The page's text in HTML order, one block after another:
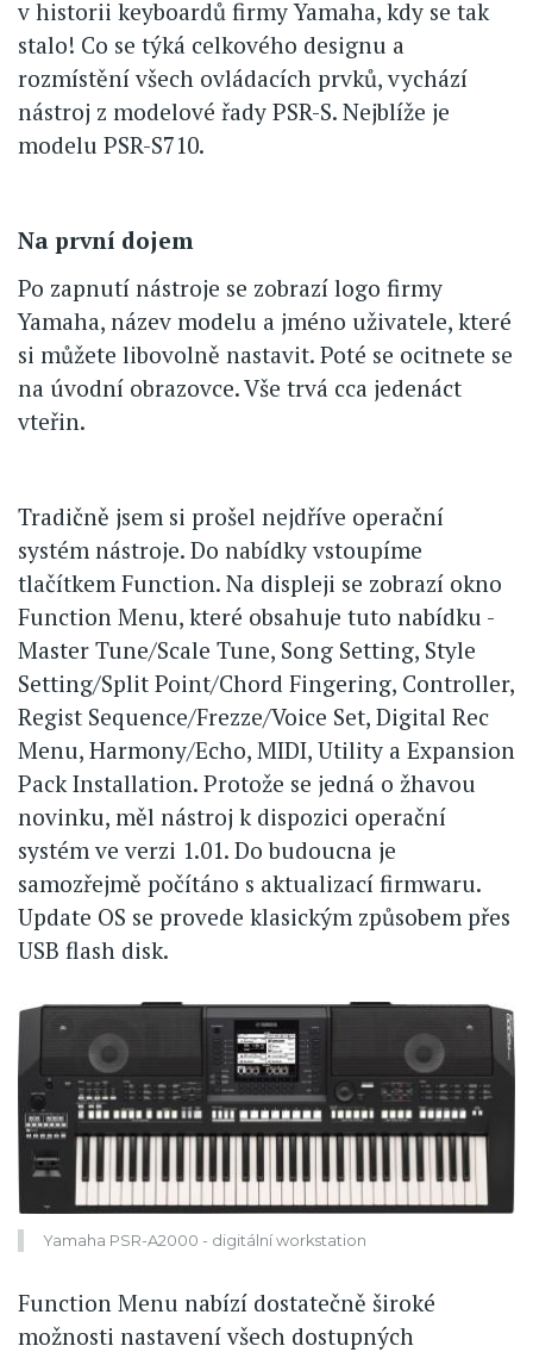
v historii keyboardů firmy Yamaha, kdy se tak
stalo! Co se týká celkového designu a
rozmístění všech ovládacích prvků, vychází
nástroj z modelové řady PSR-S. Nejblíže je
modelu PSR-S710.
Na první dojem
Po zapnutí nástroje se zobrazí logo firmy
Yamaha, název modelu a jméno uživatele, které
si můžete libovolně nastavit. Poté se ocitnete se
na úvodní obrazovce. Vše trvá cca jedenáct
vteřin.
Tradičně jsem si prošel nejdříve operační
systém nástroje. Do nabídky vstoupíme
tlačítkem Function. Na displeji se zobrazí okno
Function Menu, které obsahuje tuto nabídku -
Master Tune/Scale Tune, Song Setting, Style
Setting/Split Point/Chord Fingering, Controller,
Regist Sequence/Frezze/Voice Set, Digital Rec
Menu, Harmony/Echo, MIDI, Utility a Expansion
Pack Installation. Protože se jedná o žhavou
novinku, měl nástroj k dispozici operační
systém ve verzi 1.01. Do budoucna je
samozřejmě počítáno s aktualizací firmwaru.
Update OS se provede klasickým způsobem přes
USB flash disk.
Yamaha PSR-A2000 - digitální workstation
Function Menu nabízí dostatečně široké
možnosti nastavení všech dostupných